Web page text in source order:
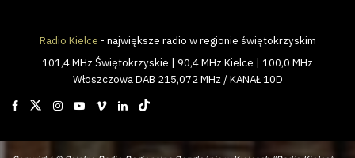
Radio Kielce - największe radio w regionie świętokrzyskim
101,4 MHz Świętokrzyskie | 90,4 MHz Kielce | 100,0 MHz
Włoszczowa DAB 215,072 MHz / KANAŁ 10D